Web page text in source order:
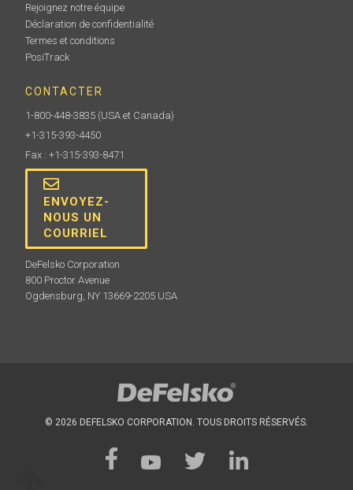
Rejoignez notre équipe
Déclaration de confidentialité
Termes et conditions
PosiTrack
CONTACTER
1-800-448-3835 (USA et Canada)
+1-315-393-4450
Fax : +1-315-393-8471
ENVOYEZ-
NOUS UN
COURRIEL
DeFelsko Corporation
800 Proctor Avenue
Ogdensburg, NY 13669-2205 USA
© 2026 DEFELSKO CORPORATION. TOUS DROITS RÉSERVÉS.